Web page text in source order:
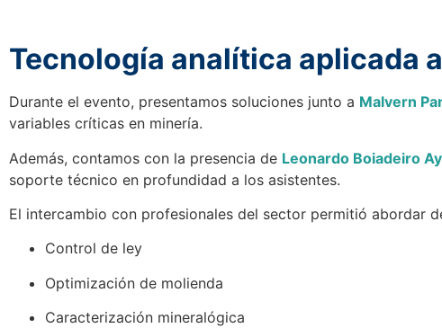
Tecnología analítica aplicada
Durante el evento, presentamos soluciones junto a Malvern
variables críticas en minería.
Además, contamos con la presencia de Leonardo Boiadeiro
soporte técnico en profundidad a los asistentes.
El intercambio con profesionales del sector permitió abordar
Control de ley
Optimización de molienda
Caracterización mineralógica